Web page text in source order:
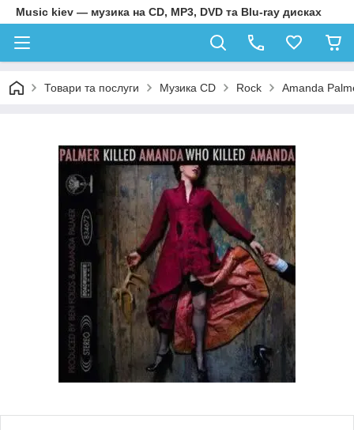
Music kiev — музика на CD, MP3, DVD та Blu-ray дисках
Товари та послуги Музика CD Rock Amanda